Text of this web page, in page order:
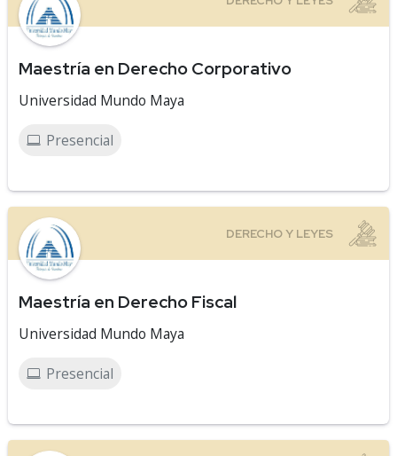
Maestría en Derecho Corporativo
Universidad Mundo Maya
Presencial
Maestría en Derecho Fiscal
Universidad Mundo Maya
Presencial